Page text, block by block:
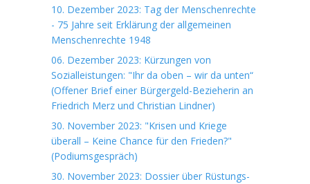
10. Dezember 2023: Tag der Menschenrechte
- 75 Jahre seit Erklärung der allgemeinen
Menschenrechte 1948
06. Dezember 2023: Kürzungen von
Sozialleistungen: "Ihr da oben – wir da unten“
(Offener Brief einer Bürgergeld-Bezieherin an
Friedrich Merz und Christian Lindner)
30. November 2023: "Krisen und Kriege
überall – Keine Chance für den Frieden?"
(Podiumsgespräch)
30. November 2023: Dossier über Rüstungs-